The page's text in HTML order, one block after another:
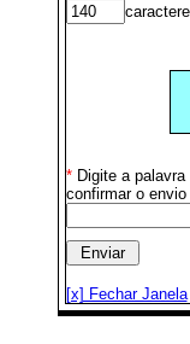
*Digite a palavra
confirmar o
[x] Fechar Janela